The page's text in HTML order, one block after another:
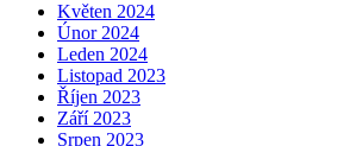
Květen 2024
Únor 2024
Leden 2024
Listopad 2023
Říjen 2023
Září 2023
Srpen 2023